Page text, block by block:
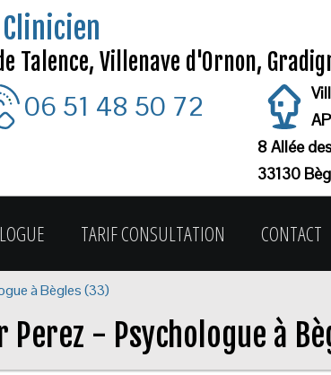
Talence, Villenave d'Ornon,
06 51 48 50 72
8 Allée
33130
TARIF CONSULTATION CONTACT
à Bègles (33)
- Psychologue à